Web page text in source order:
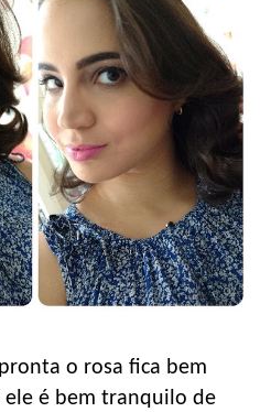
o rosa fica bem
é bem tranquilo de